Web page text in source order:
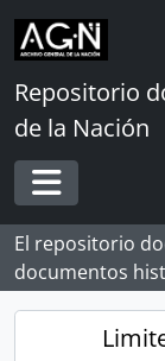
Skip to main content
Repositorio
de la Nación
Toggle
El repositorio
documentos